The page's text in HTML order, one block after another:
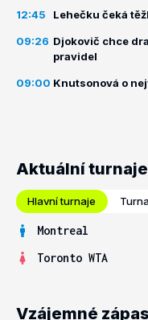
12:45 Lehečku čeká
09:26 Djokovič chce
pravidel
09:00 Knutsonová o
Aktuální turnaje
Hlavní turnaje
Montreal
Toronto WTA
Vzájemné